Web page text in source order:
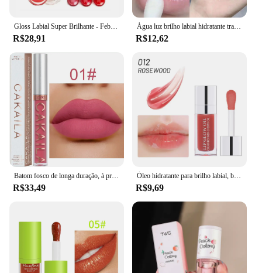
Gloss Labial Super Brilhante - Febella
R$28,91
Água luz brilho labial hidratante transparente geléia espelho fruta cristal lábio óleo claro hidratante plumping coreano cuidados com os lábios maquiagem
R$12,62
R$33,49
Óleo hidratante para brilho labial, brilho labial transparente hidratante, colorido para cuidados com os lábios e lábios secos, presente ideal para o dia das mães
R$9,69